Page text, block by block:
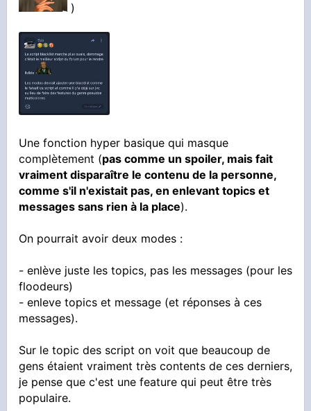
)
Une fonction hyper basique qui masque
complètement (pas comme un spoiler, mais fait
vraiment disparaître le contenu de la personne,
comme s'il n'existait pas, en enlevant topics et
messages sans rien à la place).
On pourrait avoir deux modes :
- enlève juste les topics, pas les messages (pour les
floodeurs)
- enleve topics et message (et réponses à ces
messages).
Sur le topic des script on voit que beaucoup de
gens étaient vraiment très contents de ces derniers,
je pense que c'est une feature qui peut être très
populaire.